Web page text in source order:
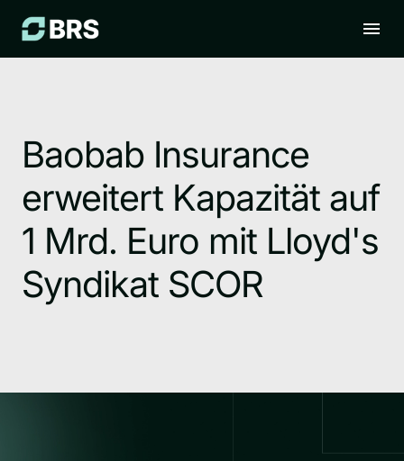
Baobab Insurance
erweitert Kapazität auf
1 Mrd. Euro mit Lloyd's
Syndikat SCOR